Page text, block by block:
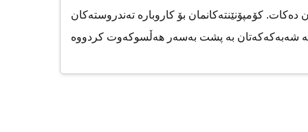
کۆمپۆنێنتەکانمان بۆ کاروبارە تەندروستەکان